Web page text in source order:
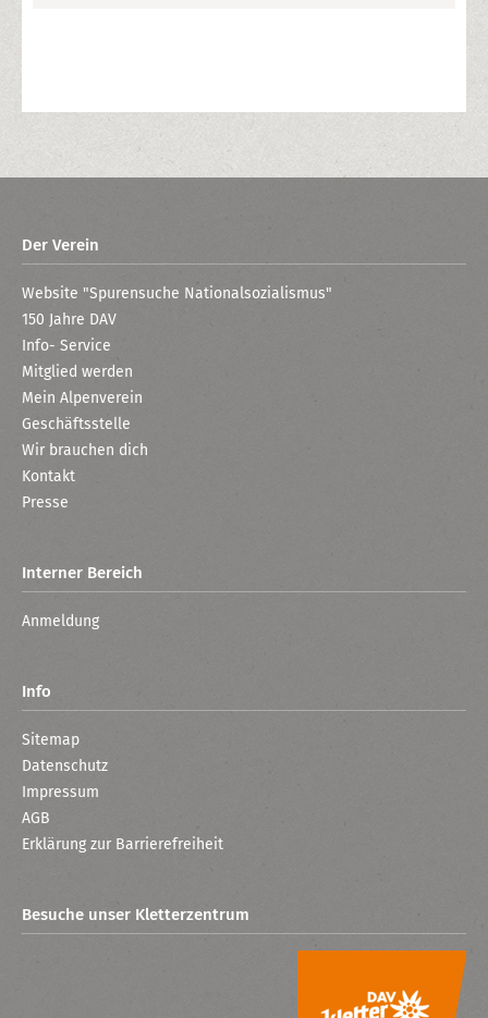
Der Verein
Website "Spurensuche Nationalsozialismus"
150 Jahre DAV
Info- Service
Mitglied werden
Mein Alpenverein
Geschäftsstelle
Wir brauchen dich
Kontakt
Presse
Interner Bereich
Anmeldung
Info
Sitemap
Datenschutz
Impressum
AGB
Erklärung zur Barrierefreiheit
Besuche unser Kletterzentrum